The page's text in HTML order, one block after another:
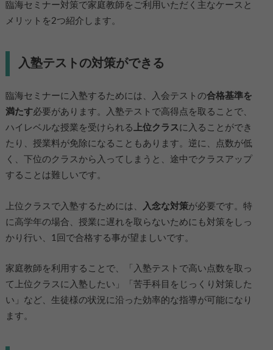
臨海セミナー対策で家庭教師をご利用いただく主なケースと
メリットを2つ紹介します。
入塾テストの対策ができる
臨海セミナーに入塾するためには、入会テストの合格基準を
満たす必要があります。入塾テストで高得点を取ることで、
ハイレベルな授業を受けられる上位クラスに入ることができ
たり、授業料が免除になることもあります。逆に、点数が低
く、下位のクラスから入ってしまうと、途中でクラスアップ
することは難しいです。
上位クラスで入塾するためには、 入念な対策が必要です。特
に高学年の場合、授業に遅れを取らないためにも対策をしっ
かり行い、1回で合格する事が望ましいです。
家庭教師を利用することで、「入塾テストで高い点数を取っ
て上位クラスに入塾したい」「苦手科目をじっくり対策した
い」など、生徒様の状況に沿った効率的な指導が可能になり
ます。